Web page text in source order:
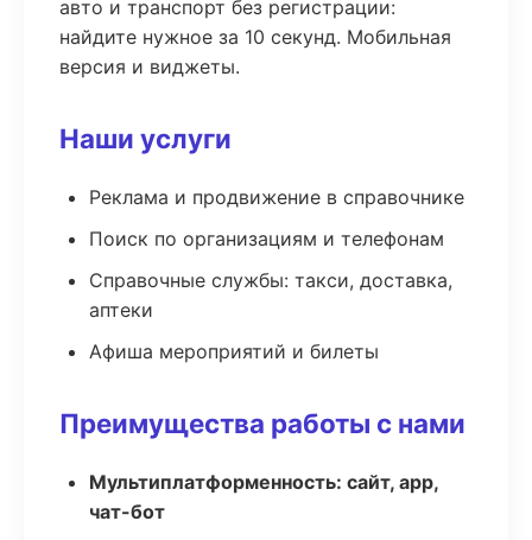
авто и транспорт без регистрации:
найдите нужное за 10 секунд. Мобильная
версия и виджеты.
Наши услуги
Реклама и продвижение в справочнике
Поиск по организациям и телефонам
Справочные службы: такси, доставка,
аптеки
Афиша мероприятий и билеты
Преимущества работы с нами
Мультиплатформенность: сайт, app,
чат-бот